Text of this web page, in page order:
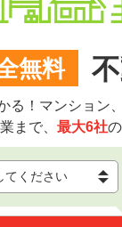
無料
る！マンション
まで、 最大6社